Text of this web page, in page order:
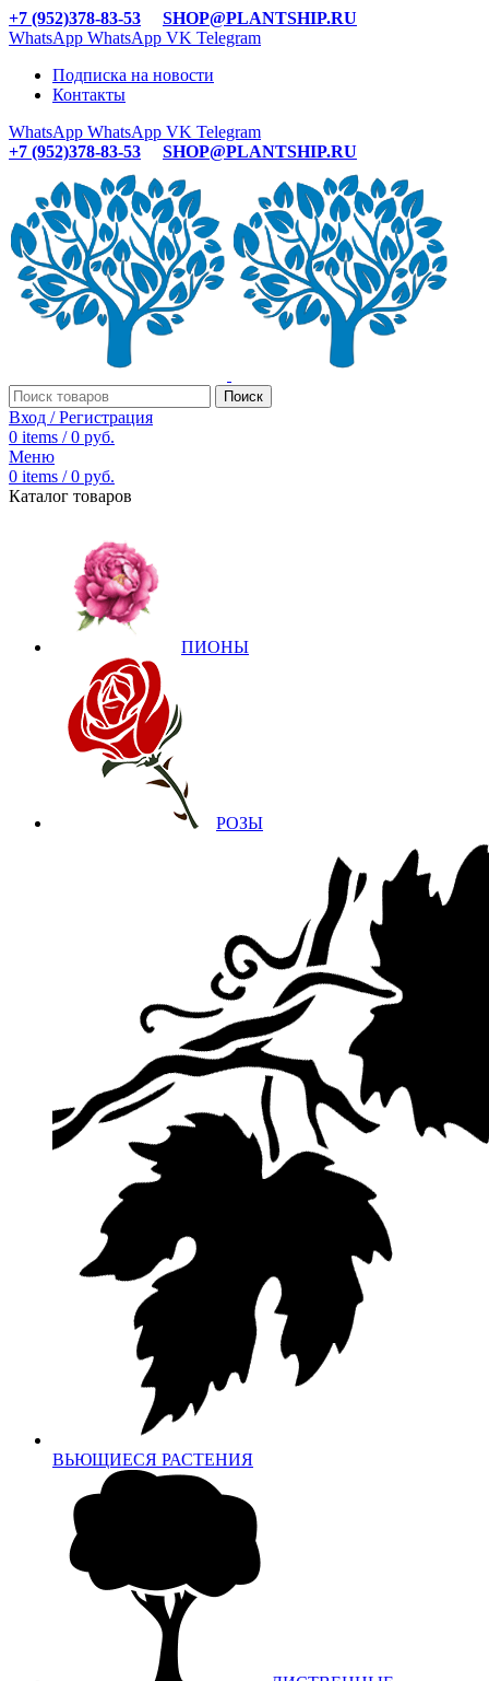
+7 (952)378-83-53
SHOP@PLANTSHIP.RU
WhatsApp WhatsApp VK Telegram
Подписка на новости
Контакты
WhatsApp WhatsApp VK Telegram
+7 (952)378-83-53
SHOP@PLANTSHIP.RU
Поиск
Вход / Регистрация
0 items / 0 руб.
Меню
0 items / 0 руб.
Каталог товаров
ПИОНЫ
РОЗЫ
ВЬЮЩИЕСЯ РАСТЕНИЯ